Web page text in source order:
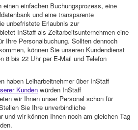
einfachen Buchungsprozess, eine
und eine transparente
unbefristete Erlaubnis zur
bietet InStaff als Zeitarbeitsunternehmen eine
Ihre Personalbuchung. Sollten dennoch
können Sie unseren Kundendienst
8 bis 22 Uhr per E-Mail und Telefon
haben Leiharbeitnehmer über InStaff
Kunden würden InStaff
wir Ihnen unser Personal schon für
Sie Ihre unverbindliche
und wir können Ihnen noch am gleichen Tag